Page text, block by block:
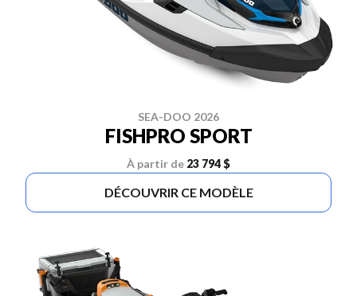
SEA-DOO 2026
FISHPRO SPORT
À partir de 23 794 $
DÉCOUVRIR CE MODÈLE